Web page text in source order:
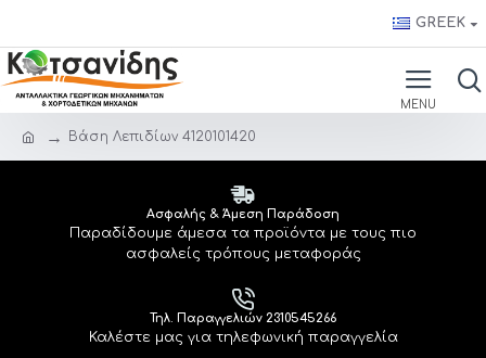
GREEK
Βάση Λεπιδίων 4120101420
Ασφαλής & Άμεση Παράδοση
Παραδίδουμε άμεσα τα προϊόντα με τους πιο
ασφαλείς τρόπους μεταφοράς
Τηλ. Παραγγελιών 2310545266
Καλέστε μας για τηλεφωνική παραγγελία